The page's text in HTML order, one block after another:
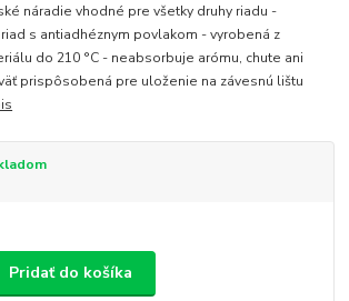
náradie vhodné pre všetky druhy riadu -
s antiadhéznym povlakom - vyrobená z
do 210 °C - neabsorbuje arómu, chute ani
prispôsobená pre uloženie na závesnú lištu
Pridať do košíka